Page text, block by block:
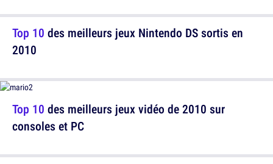
Top 10 des meilleurs jeux vidéo de 2010 sur
consoles et PC
Top 10 des meilleurs jeux Nintendo DS sortis en
2010